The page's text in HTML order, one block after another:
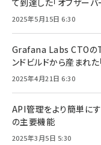
2025年5月15日 6:30
Grafana Labs CTOの
ンドビルドから産まれた
2025年4月21日 6:30
API管理をより簡単に
の主要機能
2025年3月5日 5:30